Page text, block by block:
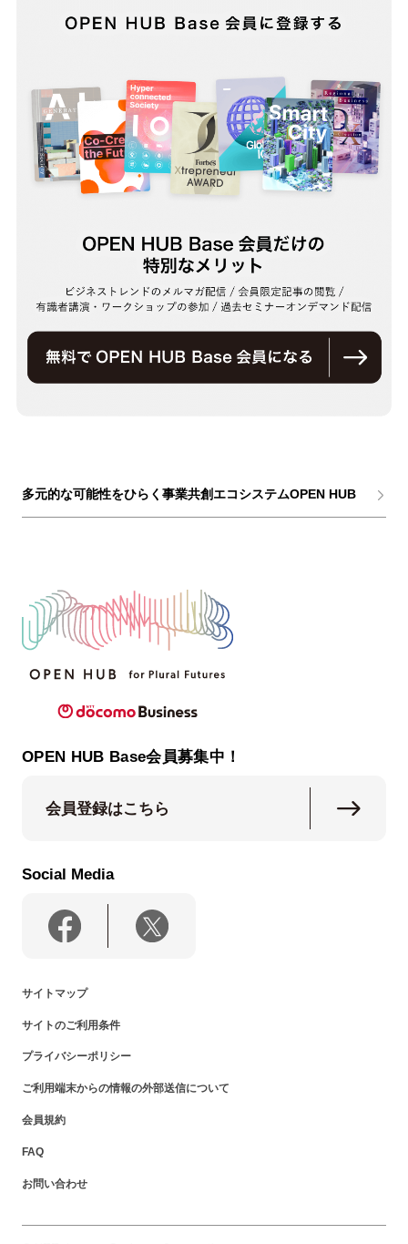
多元的な可能性をひらく事業共創エコシステムOPEN HUB
OPEN HUB Base会員募集中！
会員登録はこちら
Social Media
サイトマップ
サイトのご利用条件
プライバシーポリシー
ご利用端末からの情報の外部送信について
会員規約
FAQ
お問い合わせ